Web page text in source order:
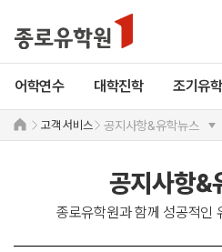
어학연수 대학진학 조기유학
고객 서비스 공지사항&유학뉴스
공지사항&
종로유학원과 함께 성공적인